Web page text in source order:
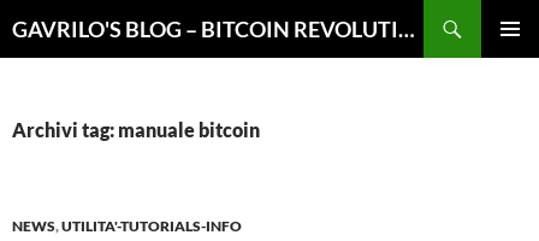
GAVRILO'S BLOG – BITCOIN REVOLUTION
Archivi tag: manuale bitcoin
NEWS,UTILITA'-TUTORIALS-INFO